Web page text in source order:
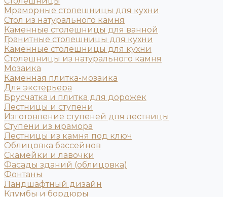
Мраморные столешницы для кухни
Стол из натурального камня
Каменные столешницы для ванной
Гранитные столешницы для кухни
Каменные столешницы для кухни
Столешницы из натурального камня
Мозаика
Каменная плитка-мозаика
Для экстерьера
Брусчатка и плитка для дорожек
Лестницы и ступени
Изготовление ступеней для лестницы
Ступени из мрамора
Лестницы из камня под ключ
Облицовка бассейнов
Скамейки и лавочки
Фасады зданий (облицовка)
Фонтаны
Ландшафтный дизайн
Клумбы и бордюры